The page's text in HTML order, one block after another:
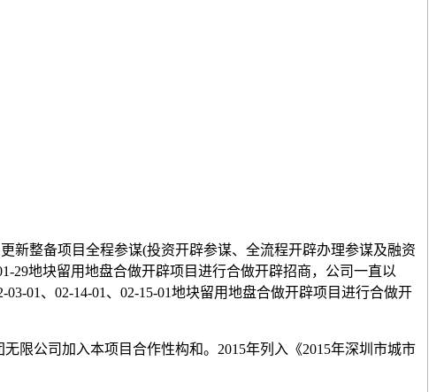
新整备项目全程参谋(投资开辟参谋、全流程开辟办理参谋及融资
29地块留用地盘合做开辟项目进行合做开辟招商，公司一直以
01、02-14-01、02-15-01地块留用地盘合做开辟项目进行合做开
公司加入本项目合作性构和。2015年列入《2015年深圳市城市